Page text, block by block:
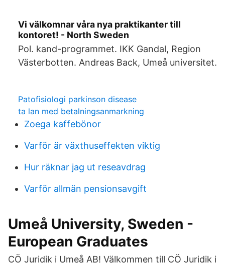
Vi välkomnar våra nya praktikanter till
kontoret! - North Sweden
Pol. kand-programmet. IKK Gandal, Region
Västerbotten. Andreas Back, Umeå universitet.
Patofisiologi parkinson disease
ta lan med betalningsanmarkning
Zoega kaffebönor
Varför är växthuseffekten viktig
Hur räknar jag ut reseavdrag
Varför allmän pensionsavgift
Umeå University, Sweden -
European Graduates
CÖ Juridik i Umeå AB! Välkommen till CÖ Juridik i